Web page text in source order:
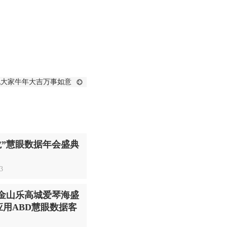
家牛年大吉万事如意
慧眼数据年会盛典
山乐高城爱琴海盛
用ABD慧眼数据客